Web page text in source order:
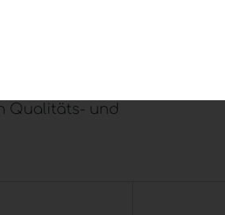
erweiterbar
Qualitäts- und